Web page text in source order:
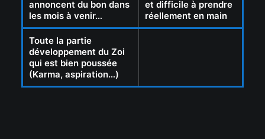
annoncent du bon dans
les mois à venir…
et difficile à prendre
réellement en main
Toute la partie
développement du Zoi
qui est bien poussée
(Karma, aspiration…)